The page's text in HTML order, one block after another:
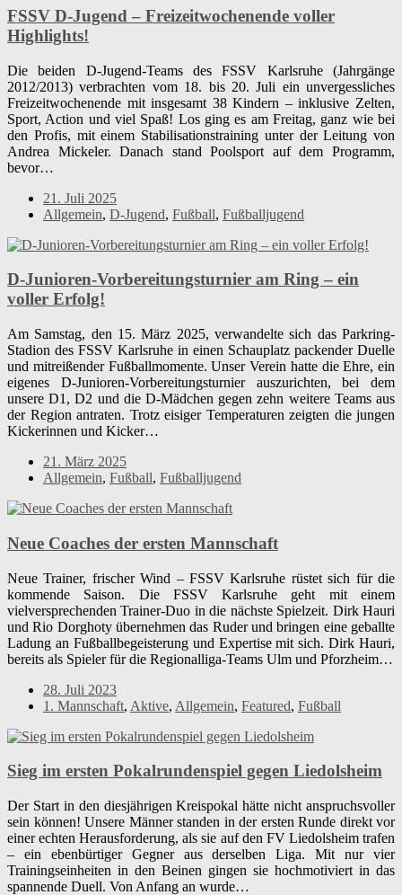
FSSV D-Jugend – Freizeitwochenende voller
Highlights!
Die beiden D-Jugend-Teams des FSSV Karlsruhe (Jahrgänge
2012/2013) verbrachten vom 18. bis 20. Juli ein unvergessliches
Freizeitwochenende mit insgesamt 38 Kindern – inklusive Zelten,
Sport, Action und viel Spaß! Los ging es am Freitag, ganz wie bei
den Profis, mit einem Stabilisationstraining unter der Leitung von
Andrea Mickeler. Danach stand Poolsport auf dem Programm,
bevor…
21. Juli 2025
Allgemein, D-Jugend, Fußball, Fußballjugend
D-Junioren-Vorbereitungsturnier am Ring – ein
voller Erfolg!
Am Samstag, den 15. März 2025, verwandelte sich das Parkring-
Stadion des FSSV Karlsruhe in einen Schauplatz packender Duelle
und mitreißender Fußballmomente. Unser Verein hatte die Ehre, ein
eigenes D-Junioren-Vorbereitungsturnier auszurichten, bei dem
unsere D1, D2 und die D-Mädchen gegen zehn weitere Teams aus
der Region antraten. Trotz eisiger Temperaturen zeigten die jungen
Kickerinnen und Kicker…
21. März 2025
Allgemein, Fußball, Fußballjugend
Neue Coaches der ersten Mannschaft
Neue Trainer, frischer Wind – FSSV Karlsruhe rüstet sich für die
kommende Saison. Die FSSV Karlsruhe geht mit einem
vielversprechenden Trainer-Duo in die nächste Spielzeit. Dirk Hauri
und Rio Dorghoty übernehmen das Ruder und bringen eine geballte
Ladung an Fußballbegeisterung und Expertise mit sich. Dirk Hauri,
bereits als Spieler für die Regionalliga-Teams Ulm und Pforzheim…
28. Juli 2023
1. Mannschaft, Aktive, Allgemein, Featured, Fußball
Sieg im ersten Pokalrundenspiel gegen Liedolsheim
Der Start in den diesjährigen Kreispokal hätte nicht anspruchsvoller
sein können! Unsere Männer standen in der ersten Runde direkt vor
einer echten Herausforderung, als sie auf den FV Liedolsheim trafen
– ein ebenbürtiger Gegner aus derselben Liga. Mit nur vier
Trainingseinheiten in den Beinen gingen sie hochmotiviert in das
spannende Duell. Von Anfang an wurde…